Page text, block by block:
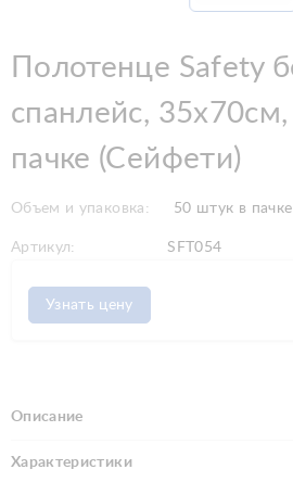
Полотенце Safety
спанлейс,
пачке (Сейфети)
Объем и упаковка: 50 штук в пачке
Артикул: SFT054
Узнать цену
Описание
Характеристики